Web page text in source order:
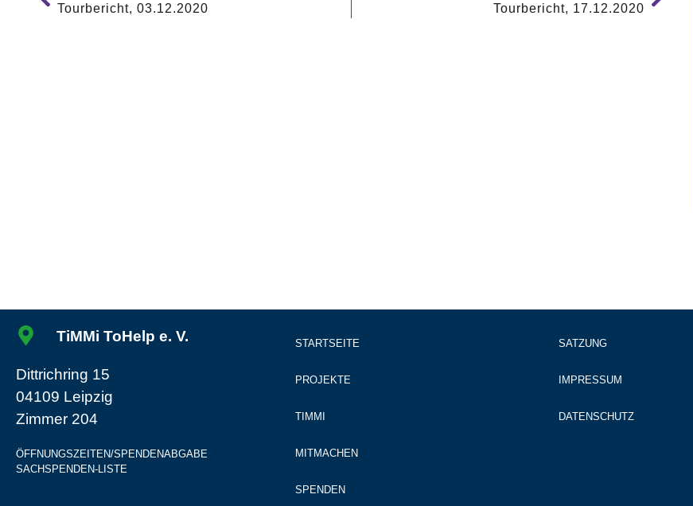
Tourbericht, 03.12.2020
Tourbericht, 17.12.2020
TiMMi ToHelp e. V.
Dittrichring 15
04109 Leipzig
Zimmer 204
ÖFFNUNGSZEITEN/SPENDENABGABE
SACHSPENDEN-LISTE
STARTSEITE
PROJEKTE
TIMMI
MITMACHEN
SPENDEN
SATZUNG
IMPRESSUM
DATENSCHUTZ